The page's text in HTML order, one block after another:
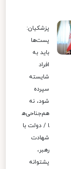
پزشکیان:
پست‌ها
باید به
افراد
شایسته
سپرده
شود، نه
هم‌جناحی‌ه
ا / دولت با
شهادت
رهبر،
پشتوانه